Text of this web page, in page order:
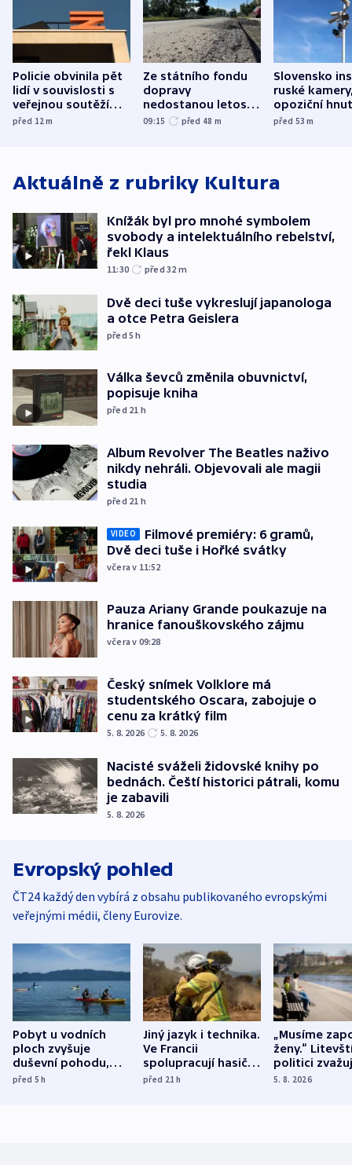
Policie obvinila pět
lidí v souvislosti s
veřejnou soutěží
Správy železnic
před 12m
Ze státního fondu
dopravy
nedostanou letos
kraje na silnice ani
09:15 před 48 m
Slovensko
ruské
opoziční
před 53m
Aktuálně z rubriky Kultura
Knížák byl pro mnohé symbolem
svobody a intelektuálního rebelství,
řekl Klaus
11:30 před 32 m
Dvě deci tuše vykreslují japanologa
a otce Petra Geislera
před 5h
Válka ševců změnila obuvnictví,
popisuje kniha
před 21 h
Album Revolver The Beatles naživo
nikdy nehráli. Objevovali ale magii
studia
před 21 h
VIDEO
Filmové premiéry: 6 gramů,
Dvě deci tuše i Hořké svátky
včera v 11:52
Pauza Ariany Grande poukazuje na
hranice fanouškovského zájmu
včera v 09:28
Český snímek Volklore má
studentského Oscara, zabojuje o
cenu za krátký film
5. 8. 2026 5. 8. 2026
Nacisté sváželi židovské knihy po
bednách. Čeští historici pátrali, komu
je zabavili
5. 8. 2026
Evropský pohled
ČT24 každý den vybírá z obsahu publikovaného evropskými
veřejnými médii, členy Eurovize.
Pobyt u vodních
ploch zvyšuje
duševní pohodu,
ukázala
před 5h
Jiný jazyk i technika.
Ve Francii
spolupracují hasiči z
různých zemí
před 21h
„Musíme
ženy.“
politici
dohodu o
5. 8. 2026